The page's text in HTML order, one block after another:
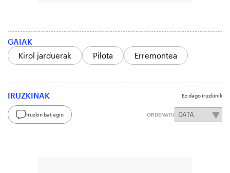
GAIAK
Kirol jarduerak
Pilota Erremontea
IRUZKINAK Ez dago iruzkinik
Iruzkin bat egin ORDENATU